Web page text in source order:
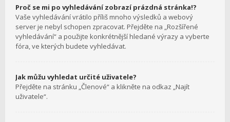
Proč se mi po vyhledávání zobrazí prázdná stránka!?
Vaše vyhledávání vrátilo příliš mnoho výsledků a webový
server je nebyl schopen zpracovat. Přejděte na „Rozšířené
vyhledávání“ a použijte konkrétnější hledané výrazy a vyberte
fóra, ve kterých budete vyhledávat.
Jak můžu vyhledat určité uživatele?
Přejděte na stránku „Členové“ a klikněte na odkaz „Najít
uživatele“.